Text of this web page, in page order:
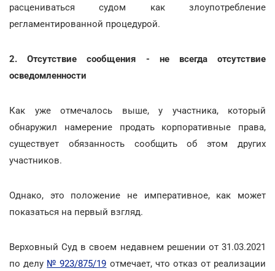
расцениваться судом как злоупотребление
регламентированной процедурой.
2. Отсутствие сообщения - не всегда отсутствие
осведомленности
Как уже отмечалось выше, у участника, который
обнаружил намерение продать корпоративные права,
существует обязанность сообщить об этом других
участников.
Однако, это положение не императивное, как может
показаться на первый взгляд.
Верховный Суд в своем недавнем решении от 31.03.2021
по делу № 923/875/19 отмечает, что отказ от реализации